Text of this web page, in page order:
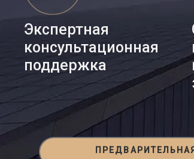
Экспертная
консультационная
поддержка